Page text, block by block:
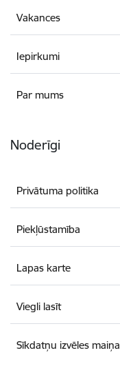
Vakances
Iepirkumi
Par mums
Noderīgi
Privātuma politika
Piekļūstamība
Lapas karte
Viegli lasīt
Sīkdatņu izvēles maiņa